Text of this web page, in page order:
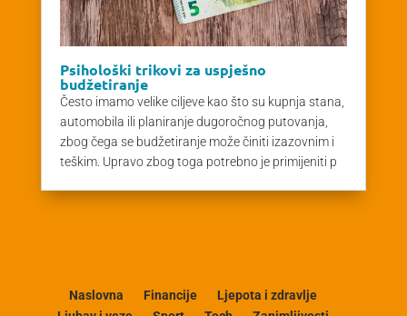
Psihološki trikovi za uspješno
budžetiranje
Često imamo velike ciljeve kao što su kupnja stana,
automobila ili planiranje dugoročnog putovanja,
zbog čega se budžetiranje može činiti izazovnim i
teškim. Upravo zbog toga potrebno je primijeniti p
Naslovna Financije
Ljepota i zdravlje